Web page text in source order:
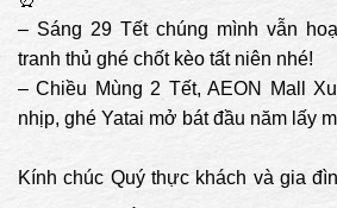
– Sáng 29 Tết chúng mình vẫn
tranh thủ ghé chốt kèo tất niên nhé!
– Chiều Mùng 2 Tết, AEON Mall
nhịp, ghé Yatai mở bát đầu năm lấy
Kính chúc Quý thực khách và gia